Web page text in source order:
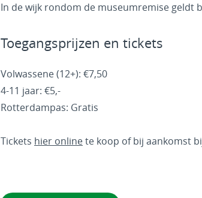
In de wijk rondom de museumremise geldt
Toegangsprijzen en tickets
Volwassene (12+): €7,50
4-11 jaar: €5,-
Rotterdampas: Gratis
Tickets hier onlinete koop of bij aankomst